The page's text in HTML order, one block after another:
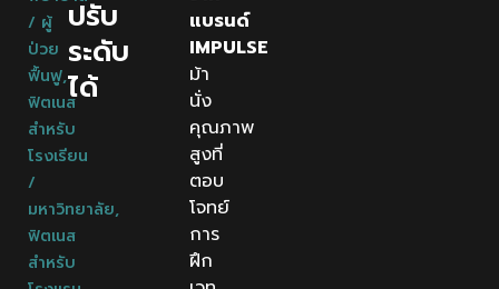
/ ผู้
ป่วย
ฟื้นฟู,
ฟิตเนส
สำหรับ
โรงเรียน
/
มหาวิทยาลัย,
ฟิตเนส
สำหรับ
ปรับ
ระดับ
ได้
แบรนด์
IMPULSE
ม้า
นั่ง
คุณภาพ
สูงที่
ตอบ
โจทย์
การ
ฝึก